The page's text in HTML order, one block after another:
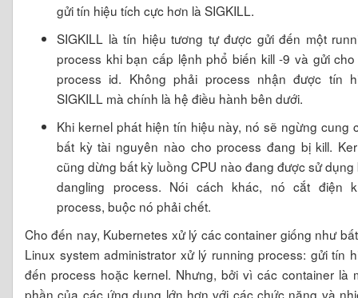
gửi tín hiệu tích cực hơn là SIGKILL.
SIGKILL là tín hiệu tương tự được gửi đến một
process khi bạn cấp lệnh phổ biến kill -9 và gửi
process id. Không phải process nhận được tín
SIGKILL mà chính là hệ điều hành bên dưới.
Khi kernel phát hiện tín hiệu này, nó sẽ ngừng cung
bất kỳ tài nguyên nào cho process đang bị kill.
cũng dừng bất kỳ luồng CPU nào đang được sử dụng
dangling process. Nói cách khác, nó cắt điện
process, buộc nó phải chết.
Cho đến nay, Kubernetes xử lý các container giống như
Linux system administrator xử lý running process: gửi tín
đến process hoặc kernel. Nhưng, bởi vì các container là
phần của các ứng dụng lớn hơn với các chức năng và